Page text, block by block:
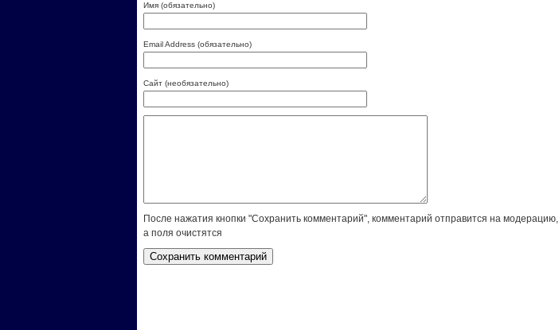
Имя (обязательно)
Email Address (обязательно)
Сайт (необязательно)
После нажатия кнопки "Сохранить комментарий", комментарий отправится на модерацию,
а поля очистятся